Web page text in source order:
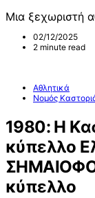
Μια ξεχωριστή
02/12/2025
2 minute read
Αθλητικά
Νομός
1980: Η
κύπελλο
κύπελλο